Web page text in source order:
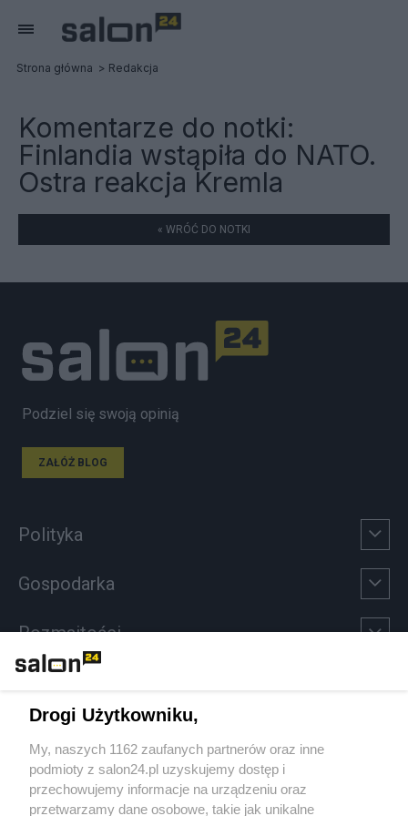
Strona główna Redakcja
Komentarze do notki:
Finlandia wstąpiła do NATO.
Ostra reakcja Kremla
« WRÓĆ DO NOTKI
Podziel się swoją opinią
ZAŁÓŻ BLOG
Polityka
Gospodarka
Rozmaitości
Sport
Społeczeństwo
Drogi Użytkowniku,
My, naszych 1162 zaufanych partnerów oraz inne
podmioty z salon24.pl uzyskujemy dostęp i
przechowujemy informacje na urządzeniu oraz
przetwarzamy dane osobowe, takie jak unikalne